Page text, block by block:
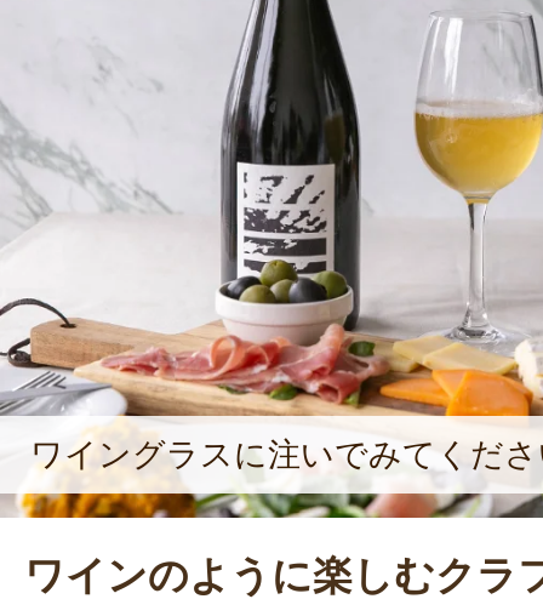
んが責任者となってからは、醸造方
ランス流に変更し、「樽熟成のワイ
た。2012年からは商品開発にも携わ
川さんの趣味全開の「どうぶつシリ
心溢れるワインも登場。「新潟のワ
方に知ってもらいたい。ワイン産地
うイメージになるといいな」と、少
しで語ってくれた。
ワイングラスに注いでみてくだ
ワインのように楽しむクラ